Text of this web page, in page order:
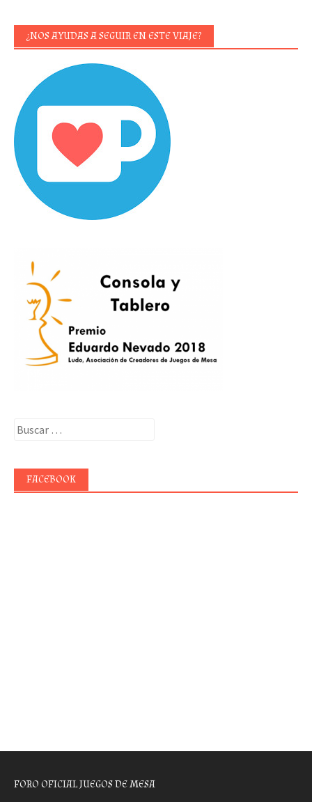
¿NOS AYUDAS A SEGUIR EN ESTE VIAJE?
Buscar:
FACEBOOK
FORO OFICIAL JUEGOS DE MESA